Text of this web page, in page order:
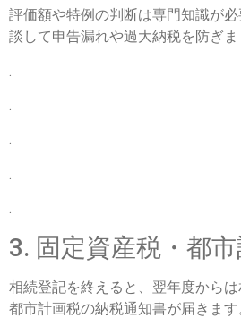
評価額や特例の判断は専門知識が
談して申告漏れや過大納税を防ぎま
.
.
.
.
3. 固定資産税・都
相続登記を終えると、翌年度から
都市計画税の納税通知書が届きます